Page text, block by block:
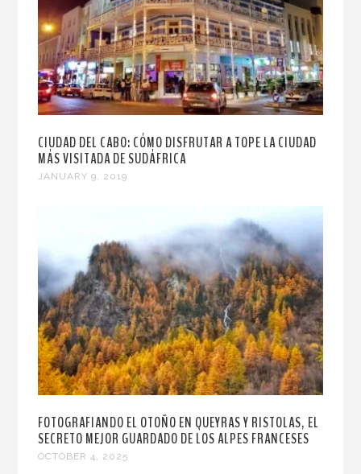
CIUDAD DEL CABO: CÓMO DISFRUTAR A TOPE LA CIUDAD
MÁS VISITADA DE SUDÁFRICA
JANUARY 9, 2019
FOTOGRAFIANDO EL OTOÑO EN QUEYRAS Y RISTOLAS, EL
SECRETO MEJOR GUARDADO DE LOS ALPES FRANCESES
OCTOBER 4, 2025